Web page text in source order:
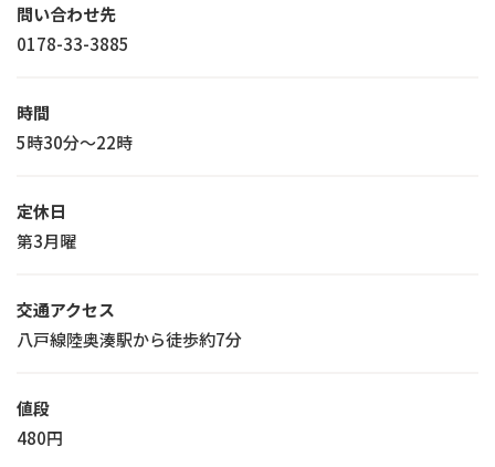
問い合わせ先
0178-33-3885
時間
5時30分～22時
定休日
第3月曜
交通アクセス
八戸線陸奥湊駅から徒歩約7分
値段
480円